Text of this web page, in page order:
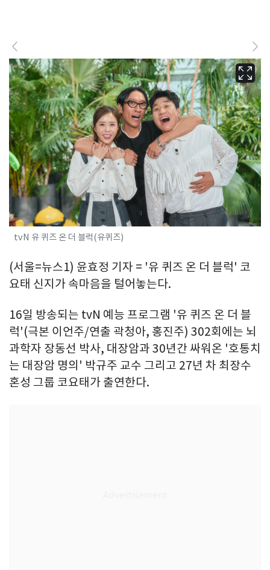
tvN 유 퀴즈 온 더 블럭(유퀴즈)
(서울=뉴스1) 윤효정 기자 = '유 퀴즈 온 더 블럭' 코
요태 신지가 속마음을 털어놓는다.
16일 방송되는 tvN 예능 프로그램 '유 퀴즈 온 더 블
럭'(극본 이언주/연출 곽청아, 홍진주) 302회에는 뇌
과학자 장동선 박사, 대장암과 30년간 싸워온 '호통치
는 대장암 명의' 박규주 교수 그리고 27년 차 최장수
혼성 그룹 코요태가 출연한다.